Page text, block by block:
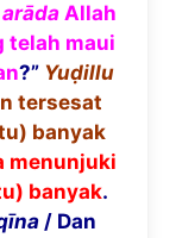
arāda Allah
telah maui
?” Yuḍillu
tersesat
banyak
menunjuki
banyak.
īna / Dan